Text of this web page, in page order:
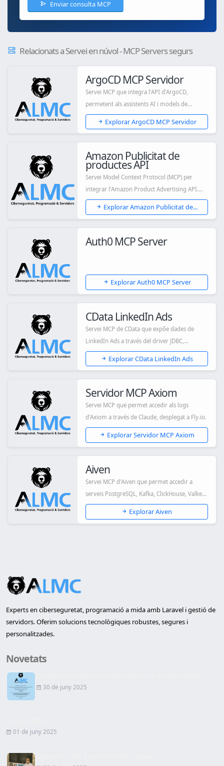
Enviar consulta MCP
Relacionats a Servei en núvol - MCP Servers segurs
ArgoCD MCP Servidor
Servei MCP que integra l'API d'ArgoCD,
permetent als assistents AI i models de
llenguatge...
Explorar ArgoCD MCP Servidor
Amazon Publicitat de
productes API
Servei Model Context Protocol (MCP) per
integrar l'Amazon Product Advertising API.
Utilitz...
Explorar Amazon Publicitat de...
Auth0 MCP Server
Explorar Auth0 MCP Server
CData LinkedIn Ads
Servei MCP de CData que expõe dades de
LinkedIn Ads a través del driver JDBC,
permetent a...
Explorar CData LinkedIn Ads
Servidor MCP Axiom
Servei MCP que permet accedir als logs
d'Axiom a través de Claude, desplegat a Fly.io.
Explorar Servidor MCP Axiom
Aiven
Servei MCP d'Aiven que permet accedir a
serveis PostgreSQL, Kafka, ClickHouse, Valkey i
Op...
Explorar Aiven
Experts en ciberseguretat, programació a mida amb Laravel i gestió de
servidors. Oferim solucions tecnològiques robustes, segures i
personalitzades.
Novetats
30 de juny 2025
01 de juny 2025